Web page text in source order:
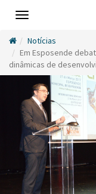
Toggle
Notícias
Em Esposende
dinâmicas de